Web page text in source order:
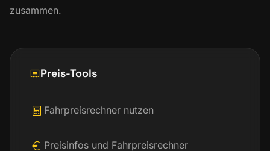
zusammen.
Preis-Tools
Fahrpreisrechner nutzen
Preisinfos und Fahrpreisrechner